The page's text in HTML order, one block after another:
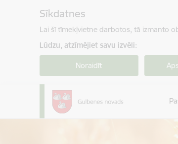
Sīkdatnes
Lai šī tīmekļvietne darbotos, tā izmanto
Lūdzu, atzīmējiet savu izvēli:
Noraidīt